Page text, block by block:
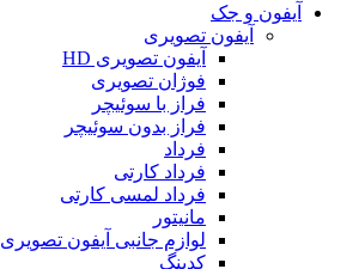
آیفون و جک
آیفون تصویری
آیفون تصویری HD
فوژان تصویری
فراز با سوئیچر
فراز بدون سوئیچر
فرداد
فرداد کارتی
فرداد لمسی کارتی
مانیتور
لوازم جانبی آیفون تصویری
کدینگ